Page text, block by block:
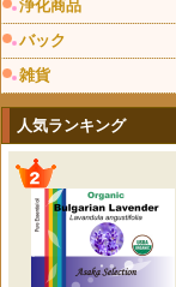
浄化商品
バック
雑貨
人気ランキング